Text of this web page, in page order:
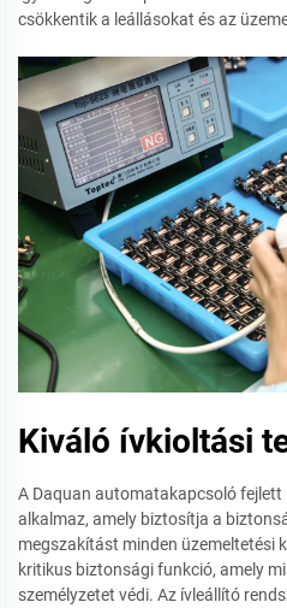
csökkentik a leállásokat és az
Kiváló ívkioltási
A Daquan automatakapcsoló
alkalmaz, amely biztosítja a
megszakítást minden üzemeltetési
kritikus biztonsági funkció, amely
személyzetet védi. Az ívleállító